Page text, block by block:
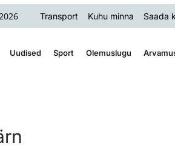
Transport Kuhu minna Saada
Uudised Sport Olemuslugu